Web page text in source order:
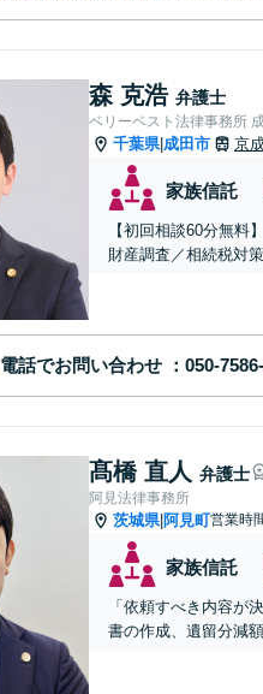
森 克浩 弁護士
ベリーベスト法律事務所
千葉県| 成田市 京
家族信託
【初回相談60分無料
財産調査／相続税対
電話でお問い合わせ
髙橋 直人 弁護士
阿見法律事務所
茨城県|阿見町営業時
家族信託
「依頼すべき内容が
書の作成、遺留分減